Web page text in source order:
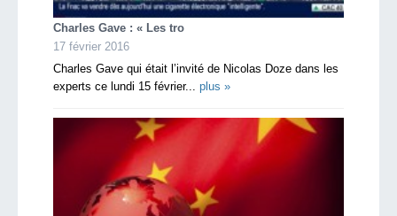
Charles Gave : « Les tro
17 février 2016
Charles Gave qui était l’invité de Nicolas Doze dans les
experts ce lundi 15 février... plus »